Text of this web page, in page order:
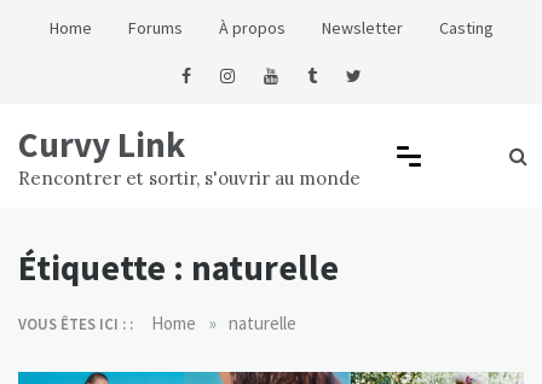
Home Forums À propos Newsletter Casting
Curvy Link
Rencontrer et sortir, s'ouvrir au monde
Étiquette : naturelle
VOUS ÊTES ICI : : Home » naturelle